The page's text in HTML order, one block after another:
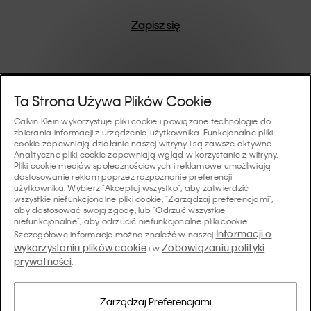
Zapisz się
Pomoc I Wsparcie
FAQ
Status zamówienia
Zamówienia i Dostawa
Zwroty i Zwroty Pieniędzy
Płatności
Tabela Rozmiarów
Kolekcje
#MYCALVINS
Calvin Klein Collection
Calvin Klein Underwear
Calvin Klein Sport
Wskazówki I Poradniki
Przewodnik po bieliźnie damskiej
Przewodnik po bieliźnie męskiej
Przewodnik po krojach jeansów damskich
O Nas
O Marce Calvin Klein
Dane Firmy
Język/ Kraj
Ta Strona Używa Plików Cookie
Calvin Klein wykorzystuje pliki cookie i powiązane technologie do
zbierania informacji z urządzenia użytkownika. Funkcjonalne pliki
cookie zapewniają działanie naszej witryny i są zawsze aktywne.
Analityczne pliki cookie zapewniają wgląd w korzystanie z witryny.
Pliki cookie mediów społecznościowych i reklamowe umożliwiają
dostosowanie reklam poprzez rozpoznanie preferencji
użytkownika. Wybierz "Akceptuj wszystko", aby zatwierdzić
wszystkie niefunkcjonalne pliki cookie, "Zarządzaj preferencjami",
aby dostosować swoją zgodę, lub "Odrzuć wszystkie
niefunkcjonalne", aby odrzucić niefunkcjonalne pliki cookie.
Szczegółowe informacje można znaleźć w naszej Informacji o
wykorzystaniu plików cookiei wZobowiązaniu polityki
prywatności.
Zarządzaj Preferencjami